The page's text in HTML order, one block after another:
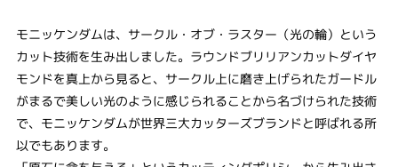
モニッケンダムは、サークル・オブ・ラスター（光の輪）という
カット技術を生み出しました。ラウンドブリリアンカットダイヤ
モンドを真上から見ると、サークル上に磨き上げられたガードル
がまるで美しい光のように感じられることから名づけられた技術
で、モニッケンダムが世界三大カッターズブランドと呼ばれる所
以でもあります。